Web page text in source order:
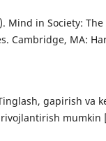
Mind in Society:
Cambridge, MA:
gapirish va
mumkin